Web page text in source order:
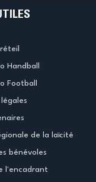
Handball
Football
de la laïcité
bénévoles
l'encadrant